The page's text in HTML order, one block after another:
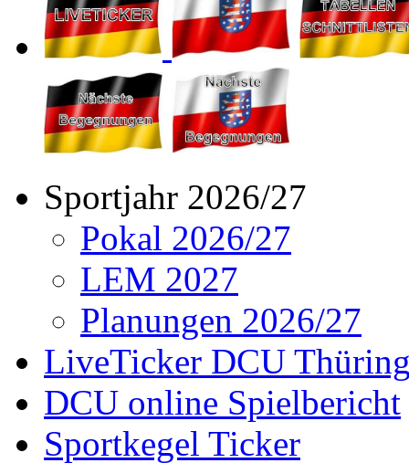
Sportjahr 2026/27
Pokal 2026/27
LEM 2027
Planungen 2026/27
LiveTicker DCU
DCU online Spielbericht
Sportkegel Ticker